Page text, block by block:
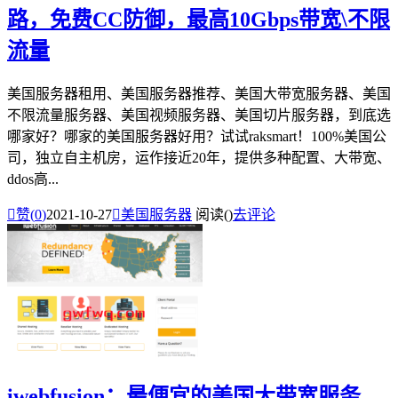
路，免费CC防御，最高10Gbps带宽\不限
流量
美国服务器租用、美国服务器推荐、美国大带宽服务器、美国
不限流量服务器、美国视频服务器、美国切片服务器，到底选
哪家好？哪家的美国服务器好用？试试raksmart！100%美国公
司，独立自主机房，运作接近20年，提供多种配置、大带宽、
ddos高...
赞(0)2021-10-27美国服务器 阅读()去评论